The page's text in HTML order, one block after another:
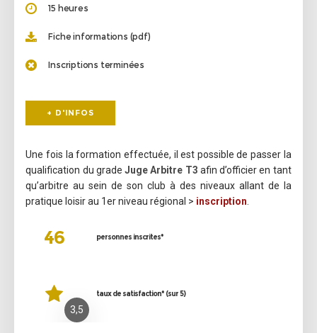
15 heures
Fiche informations (pdf)
Inscriptions terminées
+ D'INFOS
Une fois la formation effectuée, il est possible de passer la
qualification du gradeJuge Arbitre T3 afin d’officier en tant
qu’arbitre au sein de son club à des niveaux allant de la
pratique loisir au 1er niveau régional > inscription.
46 personnes inscrites*
3,5
taux de satisfaction* (sur 5)